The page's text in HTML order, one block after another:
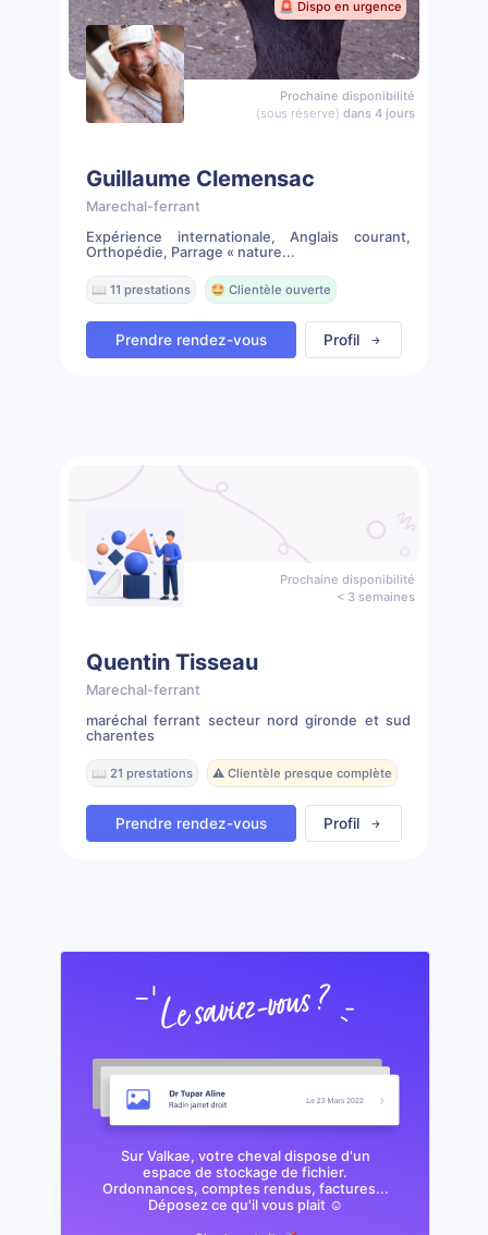
🚨 Dispo en urgence
Prochaine disponibilité
(sous réserve) dans 4 jours
Guillaume Clemensac
Marechal-ferrant
Expérience internationale, Anglais courant,
Orthopédie, Parrage « nature...
📖 11 prestations 🤩 Clientèle ouverte
Prendre rendez-vous Profil
Prochaine disponibilité
< 3 semaines
Quentin Tisseau
Marechal-ferrant
maréchal ferrant secteur nord gironde et sud
charentes
📖 21 prestations ⚠️ Clientèle presque complète
Prendre rendez-vous Profil
Sur Valkae, votre cheval dispose d'un
espace de stockage de fichier.
Ordonnances, comptes rendus, factures...
Déposez ce qu'il vous plait ☺️